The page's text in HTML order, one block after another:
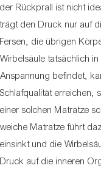
der Rückprall ist nicht
trägt den Druck nur auf
Fersen, die übrigen
Wirbelsäule tatsächlich
Anspannung befindet,
Schlafqualität erreichen,
einer solchen Matratze
weiche Matratze führt
einsinkt und die
Druck auf die inneren